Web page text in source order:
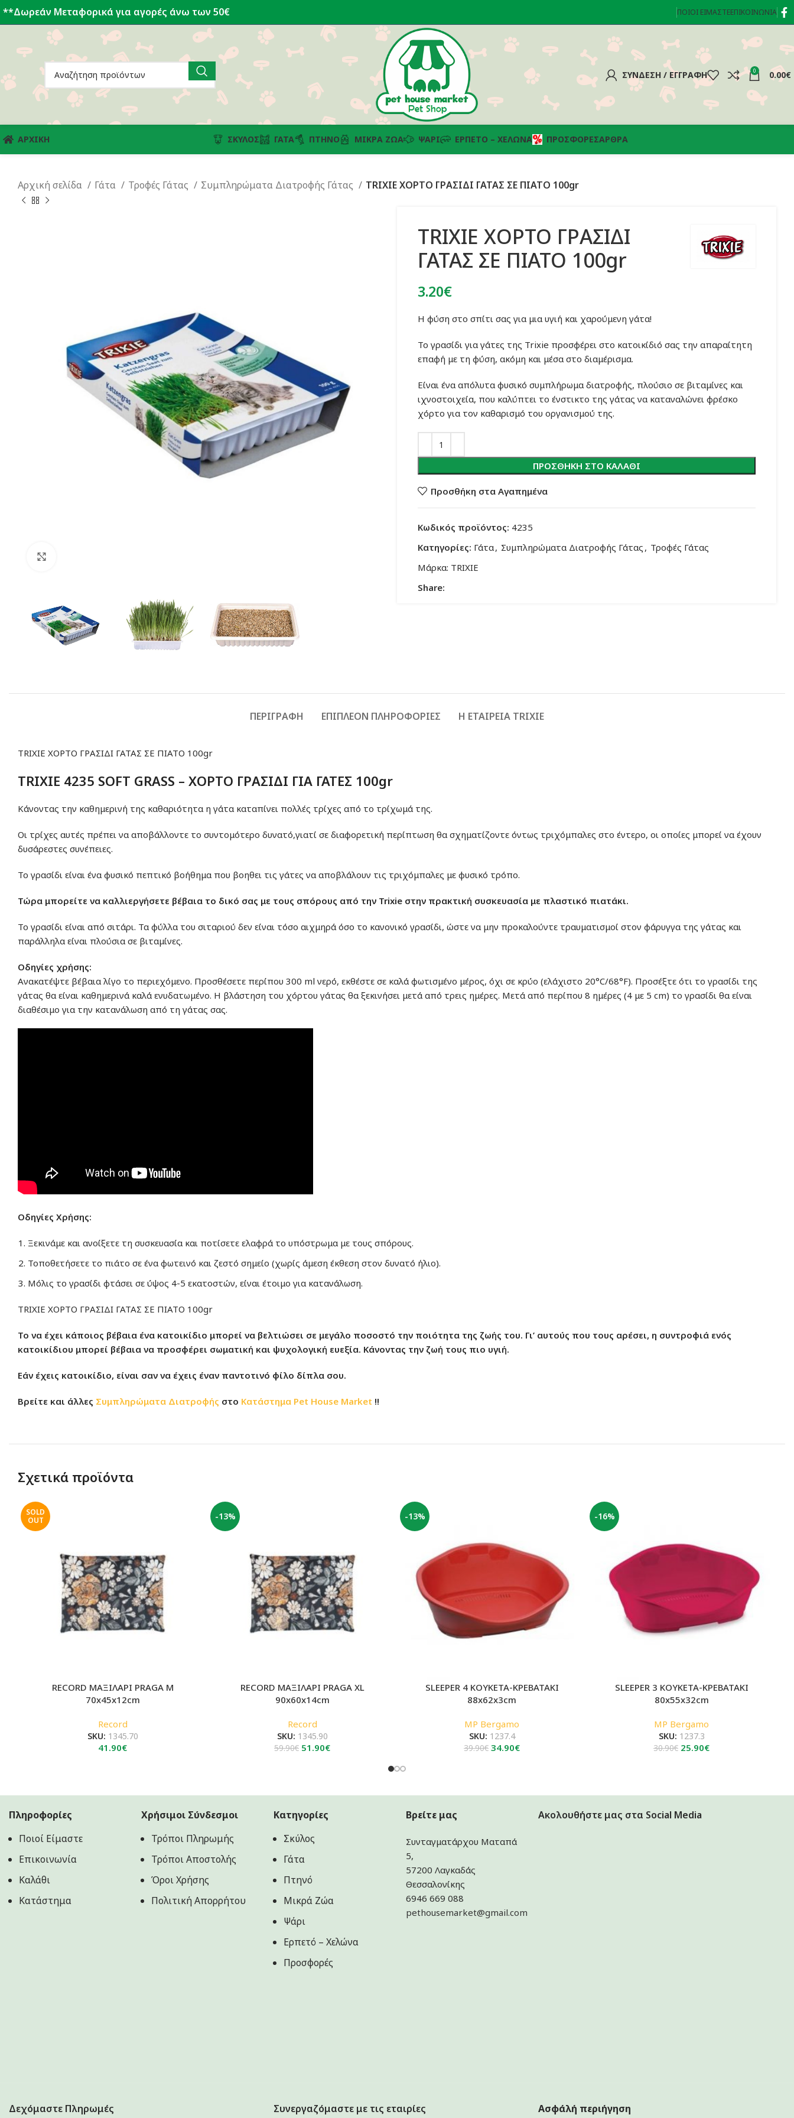
**Δωρεάν Μεταφορικά για αγορές άνω των 50€ ΠΟΙΟΊ ΕΊΜΑΣΤΕΕΠΙΚΟΙΝΩΝΊΑ
ΣΎΝΔΕΣΗ / ΕΓΓΡΑΦΉ 0 0.00€
ΑΡΧΙΚΗ ΣΚΎΛΟΣ ΓΆΤΑ ΠΤΗΝΌ ΜΙΚΡΆ ΖΏΑ ΨΆΡΙ ΕΡΠΕΤΌ – ΧΕΛΏΝΑ ΠΡΟΣΦΟΡΈΣΆΡΘΡΑ
Αρχική σελίδα Γάτα Τροφές Γάτας Συμπληρώματα Διατροφής Γάτας TRIXIE ΧΟΡΤΟ ΓΡΑΣΙΔΙ ΓΑΤΑΣ ΣΕ ΠΙΑΤΟ 100gr
TRIXIE ΧΟΡΤΟ ΓΡΑΣΙΔΙ
ΓΑΤΑΣ ΣΕ ΠΙΑΤΟ 100gr
3.20€
Η φύση στο σπίτι σας για μια υγιή και χαρούμενη γάτα!
Το γρασίδι για γάτες της Trixie προσφέρει στο κατοικίδιό σας την απαραίτητη
επαφή με τη φύση, ακόμη και μέσα στο διαμέρισμα.
Είναι ένα απόλυτα φυσικό συμπλήρωμα διατροφής, πλούσιο σε βιταμίνες και
ιχνοστοιχεία, που καλύπτει το ένστικτο της γάτας να καταναλώνει φρέσκο
χόρτο για τον καθαρισμό του οργανισμού της.
ΠΡΟΣΘΉΚΗ ΣΤΟ ΚΑΛΆΘΙ
Προσθήκη στα Αγαπημένα
Κωδικός προϊόντος: 4235
Κατηγορίες: Γάτα, Συμπληρώματα Διατροφής Γάτας , Τροφές Γάτας
Μάρκα: TRIXIE
Share:
ΠΕΡΙΓΡΑΦΉ ΕΠΙΠΛΈΟΝ ΠΛΗΡΟΦΟΡΊΕΣ Η ΕΤΑΙΡΕΙΑ TRIXIE
TRIXIE ΧΟΡΤΟ ΓΡΑΣΙΔΙ ΓΑΤΑΣ ΣΕ ΠΙΑΤΟ 100gr
TRIXIE 4235 SOFT GRASS – ΧΟΡΤΟ ΓΡΑΣΙΔΙ ΓΙΑ ΓΑΤΕΣ 100gr
Κάνοντας την καθημερινή της καθαριότητα η γάτα καταπίνει πολλές τρίχες από το τρίχωμά της.
Οι τρίχες αυτές πρέπει να αποβάλλοντε το συντομότερο δυνατό,γιατί σε διαφορετική περίπτωση θα σχηματίζοντε όντως τριχόμπαλες στο έντερο, οι οποίες μπορεί να έχουν
δυσάρεστες συνέπειες.
Το γρασίδι είναι ένα φυσικό πεπτικό βοήθημα που βοηθει τις γάτες να αποβλάλουν τις τριχόμπαλες με φυσικό τρόπο.
Τώρα μπορείτε να καλλιεργήσετε βέβαια το δικό σας με τους σπόρους από την Trixie στην πρακτική συσκευασία με πλαστικό πιατάκι.
Το γρασίδι είναι από σιτάρι. Τα φύλλα του σιταριού δεν είναι τόσο αιχμηρά όσο το κανονικό γρασίδι, ώστε να μην προκαλούντε τραυματισμοί στον φάρυγγα της γάτας και
παράλληλα είναι πλούσια σε βιταμίνες.
Οδηγίες χρήσης:
Ανακατέψτε βέβαια λίγο το περιεχόμενο. Προσθέσετε περίπου 300 ml νερό, εκθέστε σε καλά φωτισμένο μέρος, όχι σε κρύο (ελάχιστο 20°C/68°F). Προσέξτε ότι το γρασίδι της
γάτας θα είναι καθημερινά καλά ενυδατωμένο. Η βλάστηση του χόρτου γάτας θα ξεκινήσει μετά από τρεις ημέρες. Μετά από περίπου 8 ημέρες (4 με 5 cm) το γρασίδι θα είναι
διαθέσιμο για την κατανάλωση από τη γάτας σας.
Οδηγίες Χρήσης:
Ξεκινάμε και ανοίξετε τη συσκευασία και ποτίσετε ελαφρά το υπόστρωμα με τους σπόρους.
Τοποθετήσετε το πιάτο σε ένα φωτεινό και ζεστό σημείο (χωρίς άμεση έκθεση στον δυνατό ήλιο).
Μόλις το γρασίδι φτάσει σε ύψος 4-5 εκατοστών, είναι έτοιμο για κατανάλωση.
TRIXIE ΧΟΡΤΟ ΓΡΑΣΙΔΙ ΓΑΤΑΣ ΣΕ ΠΙΑΤΟ 100gr
Το να έχει κάποιος βέβαια ένα κατοικίδιο μπορεί να βελτιώσει σε μεγάλο ποσοστό την ποιότητα της ζωής του. Γι’ αυτούς που τους αρέσει, η συντροφιά ενός
κατοικίδιου μπορεί βέβαια να προσφέρει σωματική και ψυχολογική ευεξία. Κάνοντας την ζωή τους πιο υγιή.
Εάν έχεις κατοικίδιο, είναι σαν να έχεις έναν παντοτινό φίλο δίπλα σου.
Βρείτε και άλλες Συμπληρώματα Διατροφής στο Κατάστημα Pet House Market !!
Σχετικά προϊόντα
SOLD
OUT
RECORD ΜΑΞΙΛΑΡΙ PRAGA M
70x45x12cm
Record
SKU: 1345.70
41.90€
-13%
RECORD ΜΑΞΙΛΑΡΙ PRAGA XL
90x60x14cm
Record
SKU: 1345.90
59.90€ Original
51.90€Η
51.90€.
-13%
SLEEPER 4 ΚΟΥΚΕΤΑ-ΚΡΕΒΑΤΑΚΙ
88x62x3cm
MP Bergamo
SKU: 1237.4
39.90€ Original
34.90€Η
34.90€.
-16%
SLEEPER 3 ΚΟΥΚΕΤΑ-ΚΡΕΒΑΤΑΚΙ
80x55x32cm
MP Bergamo
SKU: 1237.3
30.90€ Original
25.90€Η
25.90€.
Πληροφορίες
Ποιοί Είμαστε
Επικοινωνία
Καλάθι
Κατάστημα
Χρήσιμοι Σύνδεσμοι
Τρόποι Πληρωμής
Τρόποι Αποστολής
Όροι Χρήσης
Πολιτική Aπορρήτου
Κατηγορίες
Σκύλος
Γάτα
Πτηνό
Μικρά Ζώα
Ψάρι
Ερπετό – Χελώνα
Προσφορές
Βρείτε μας
Συνταγματάρχου Ματαπά
5,
57200 Λαγκαδάς
Θεσσαλονίκης
6946 669 088
pethousemarket@gmail.com
Ακολουθήστε μας στα Social Media
Δεχόμαστε Πληρωμές Συνεργαζόμαστε με τις εταιρίες Ασφάλή περιήγηση